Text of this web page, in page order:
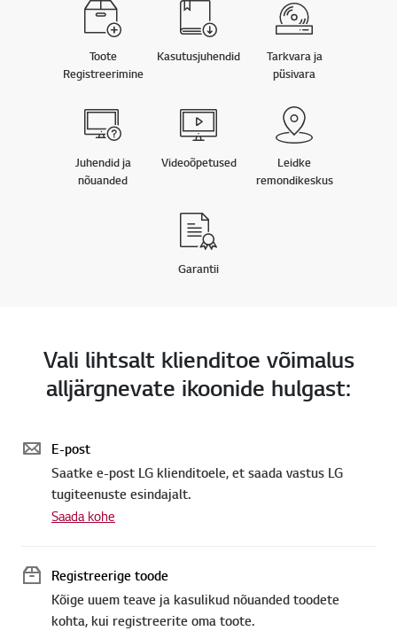
Toote
Registreerimine
Kasutusjuhendid
Tarkvara ja
püsivara
Juhendid ja
nõuanded
Videoõpetused
Leidke
remondikeskus
Garantii
Vali lihtsalt klienditoe võimalus
alljärgnevate ikoonide hulgast:
E-post
Saatke e-post LG klienditoele, et saada vastus LG
tugiteenuste esindajalt.
Saada kohe
Registreerige toode
Kõige uuem teave ja kasulikud nõuanded toodete
kohta, kui registreerite oma toote.